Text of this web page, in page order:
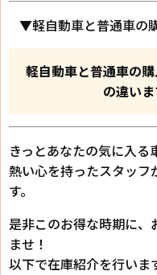
▼軽自動車と普通車の
軽自動車と普通車の
の違い
きっとあなたの気に入
熱い心を持ったスタッフ
す。
是非このお得な時期に、
ませ！
以下で在庫紹介を行いま